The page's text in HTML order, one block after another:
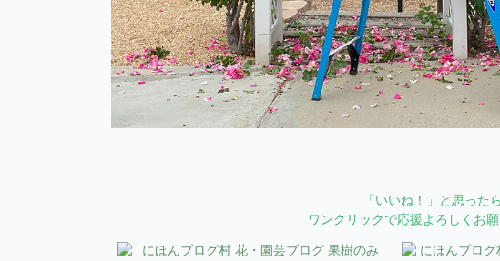
「いいね！」と思ったら
ワンクリックで応援よろしくお